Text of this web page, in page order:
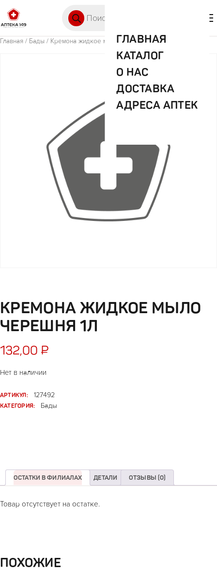
ГЛАВНАЯ
КАТАЛОГ
О НАС
ДОСТАВКА
АДРЕСА АПТЕК
Главная / Бады / Кремона жидкое мыло черешня 1л
КРЕМОНА ЖИДКОЕ МЫЛО
ЧЕРЕШНЯ 1Л
132,00 ₽
Нет в наличии
АРТИКУЛ:
127492
КАТЕГОРИЯ:
Бады
ОСТАТКИ В ФИЛИАЛАХ ДЕТАЛИ ОТЗЫВЫ (0)
Товар отсутствует на остатке.
ПОХОЖИЕ